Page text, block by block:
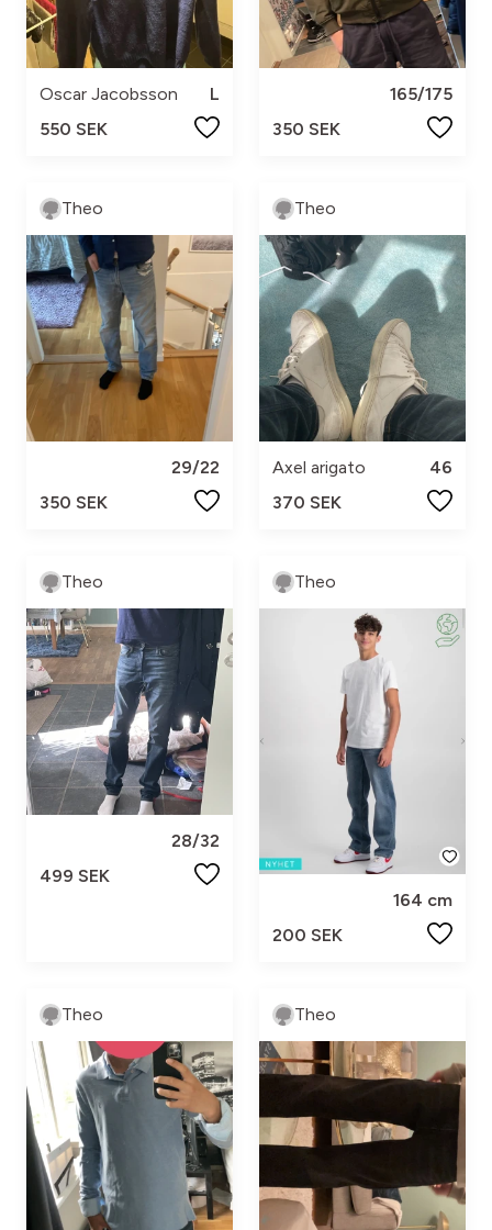
Oscar Jacobsson
L
550 SEK
165/175
350 SEK
Theo
29/22
350 SEK
Theo
Axel arigato
46
370 SEK
Theo
28/32
499 SEK
Theo
164 cm
200 SEK
Theo Theo